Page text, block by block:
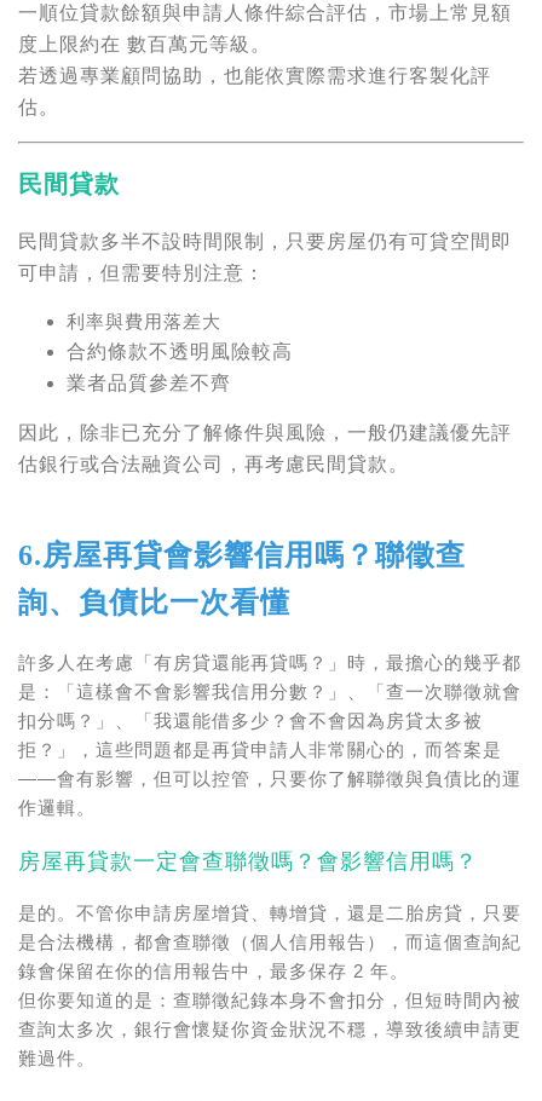
一順位貸款餘額與申請人條件綜合評估，市場上常見額
度上限約在 數百萬元等級。
若透過專業顧問協助，也能依實際需求進行客製化評
估。
民間貸款
民間貸款多半不設時間限制，只要房屋仍有可貸空間即
可申請，但需要特別注意：
利率與費用落差大
合約條款不透明風險較高
業者品質參差不齊
因此，除非已充分了解條件與風險，一般仍建議優先評
估銀行或合法融資公司，再考慮民間貸款。
6.房屋再貸會影響信用嗎？聯徵查
詢、負債比一次看懂
許多人在考慮「有房貸還能再貸嗎？」時，最擔心的幾乎都
是：「這樣會不會影響我信用分數？」、「查一次聯徵就會
扣分嗎？」、「我還能借多少？會不會因為房貸太多被
拒？」，這些問題都是再貸申請人非常關心的，而答案是
——會有影響，但可以控管，只要你了解聯徵與負債比的運
作邏輯。
房屋再貸款一定會查聯徵嗎？會影響信用嗎？
是的。不管你申請房屋增貸、轉增貸，還是二胎房貸，只要
是合法機構，都會查聯徵（個人信用報告），而這個查詢紀
錄會保留在你的信用報告中，最多保存 2 年。
但你要知道的是：查聯徵紀錄本身不會扣分，但短時間內被
查詢太多次，銀行會懷疑你資金狀況不穩，導致後續申請更
難過件。